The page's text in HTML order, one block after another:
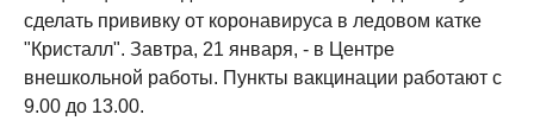
сделать прививку от коронавируса в ледовом катке
"Кристалл". Завтра, 21 января, - в Центре
внешкольной работы. Пункты вакцинации работают с
9.00 до 13.00.